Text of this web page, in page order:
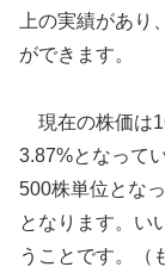
上の実績があ
ができます。
現在の株価は
3.87%となって
500株単位とな
となります。い
うことです。（